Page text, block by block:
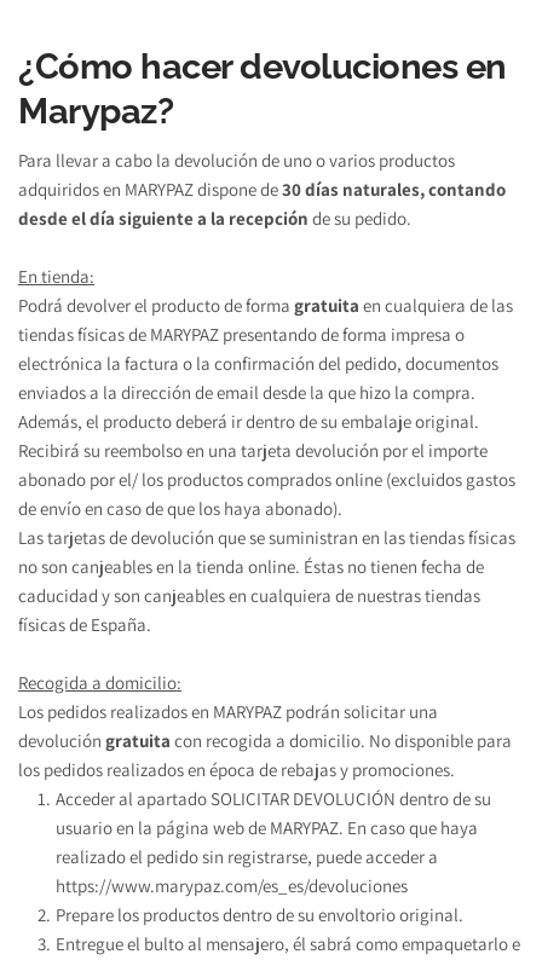
¿Cómo hacer devoluciones en
Marypaz?
Para llevar a cabo la devolución de uno o varios productos
adquiridos en MARYPAZ dispone de 30 días naturales, contando
desde el día siguiente a la recepción de su pedido.
En tienda:
Podrá devolver el producto de forma gratuita en cualquiera de las
tiendas físicas de MARYPAZ presentando de forma impresa o
electrónica la factura o la confirmación del pedido, documentos
enviados a la dirección de email desde la que hizo la compra.
Además, el producto deberá ir dentro de su embalaje original.
Recibirá su reembolso en una tarjeta devolución por el importe
abonado por el/ los productos comprados online (excluidos gastos
de envío en caso de que los haya abonado).
Las tarjetas de devolución que se suministran en las tiendas físicas
no son canjeables en la tienda online. Éstas no tienen fecha de
caducidad y son canjeables en cualquiera de nuestras tiendas
físicas de España.
Recogida a domicilio:
Los pedidos realizados en MARYPAZ podrán solicitar una
devolución gratuita con recogida a domicilio. No disponible para
los pedidos realizados en época de rebajas y promociones.
Acceder al apartado SOLICITAR DEVOLUCIÓN dentro de su
usuario en la página web de MARYPAZ. En caso que haya
https://www.marypaz.com/es_es/devoluciones
Prepare los productos dentro de su envoltorio original.
Entregue el bulto al mensajero, él sabrá como empaquetarlo e